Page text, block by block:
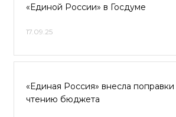
«Единой России» в Госдуме
17.09.25
«Единая Россия» внесла
чтению бюджета